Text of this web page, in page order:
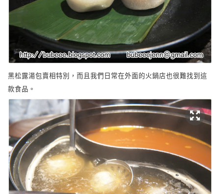
黑松露湯包賣相特別，而且我們日常在外面的火鍋店也很難找到這
款食品。